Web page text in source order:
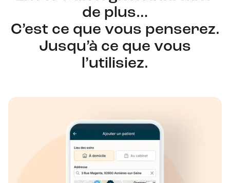
et des tableaux de bord pour piloter son activité en
Pour les débutants, une formation sur la facturation
peut être utile. Elle permet de maîtriser les
spécificités des cotations, des nomenclatures et des
accompagner leurs client(e)s.
logiciel de téletransmission infirmierest souvent
indispensable pour envoyer les feuilles de soins
électroniques (FSE) en toute sécurité.
de plus…
C’est ce que vous penserez.
Jusqu’à ce que vous
l’utilisiez.